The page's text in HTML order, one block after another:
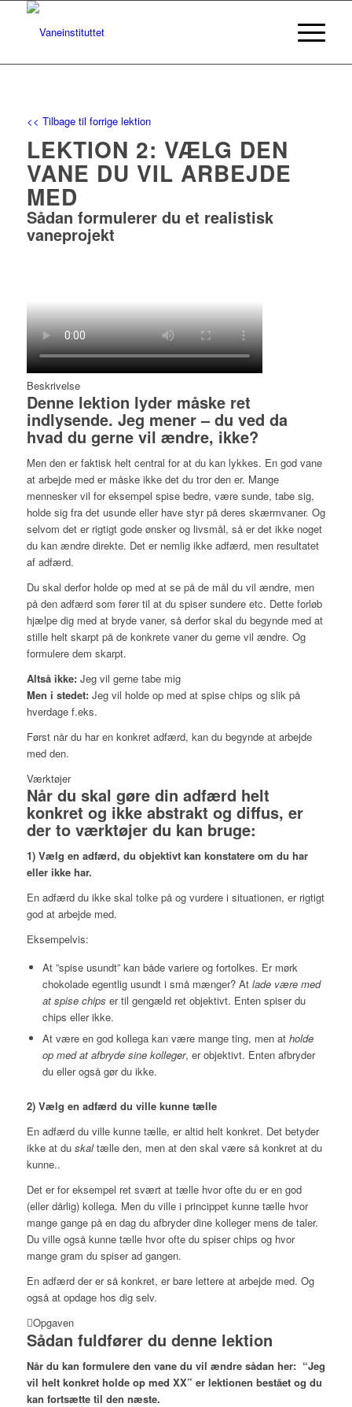
<< Tilbage til forrige lektion
LEKTION 2: VÆLG DEN
VANE DU VIL ARBEJDE
MED
Sådan formulerer du et realistisk
vaneprojekt
Beskrivelse
Denne lektion lyder måske ret
indlysende. Jeg mener – du ved da
hvad du gerne vil ændre, ikke?
Men den er faktisk helt central for at du kan lykkes. En god vane
at arbejde med er måske ikke det du tror den er. Mange
mennesker vil for eksempel spise bedre, være sunde, tabe sig,
holde sig fra det usunde eller have styr på deres skærmvaner. Og
selvom det er rigtigt gode ønsker og livsmål, så er det ikke noget
du kan ændre direkte. Det er nemlig ikke adfærd, men resultatet
af adfærd.
Du skal derfor holde op med at se på de mål du vil ændre, men
på den adfærd som fører til at du spiser sundere etc. Dette forløb
hjælpe dig med at bryde vaner, så derfor skal du begynde med at
stille helt skarpt på de konkrete vaner du gerne vil ændre. Og
formulere dem skarpt.
Altså ikke: Jeg vil gerne tabe mig
Men i stedet: Jeg vil holde op med at spise chips og slik på
hverdage f.eks.
Først når du har en konkret adfærd, kan du begynde at arbejde
med den.
Værktøjer
Når du skal gøre din adfærd helt
konkret og ikke abstrakt og diffus, er
der to værktøjer du kan bruge:
1) Vælg en adfærd, du objektivt kan konstatere om du har
eller ikke har.
En adfærd du ikke skal tolke på og vurdere i situationen, er rigtigt
god at arbejde med.
Eksempelvis:
At ”spise usundt” kan både variere og fortolkes. Er mørk
chokolade egentlig usundt i små mænger? At lade være med
at spise chips er til gengæld ret objektivt. Enten spiser du
chips eller ikke.
At være en god kollega kan være mange ting, men at holde
op med at afbryde sine kolleger, er objektivt. Enten afbryder
du eller også gør du ikke.
2) Vælg en adfærd du ville kunne tælle
En adfærd du ville kunne tælle, er altid helt konkret. Det betyder
ikke at du skaltælle den, men at den skal være så konkret at du
kunne..
Det er for eksempel ret svært at tælle hvor ofte du er en god
(eller dårlig) kollega. Men du ville i princippet kunne tælle hvor
mange gange på en dag du afbryder dine kolleger mens de taler.
Du ville også kunne tælle hvor ofte du spiser chips og hvor
mange gram du spiser ad gangen.
En adfærd der er så konkret, er bare lettere at arbejde med. Og
også at opdage hos dig selv.
Opgaven
Sådan fuldfører du denne lektion
Når du kan formulere den vane du vil ændre sådan her: “Jeg
vil helt konkret holde op med XX” er lektionen bestået og du
kan fortsætte til den næste.